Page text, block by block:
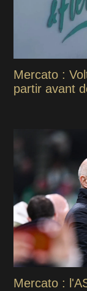
Mercato :
partir avant
Mercato :